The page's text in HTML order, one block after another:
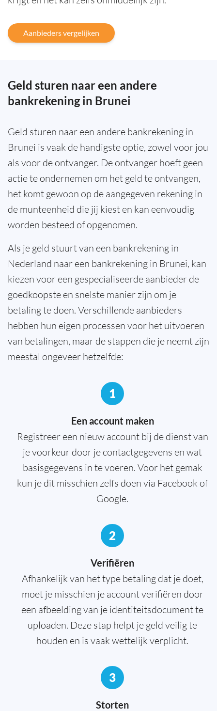
Aanbieders vergelijken
Geld sturen naar een andere
bankrekening in Brunei
Geld sturen naar een andere bankrekening in
Brunei is vaak de handigste optie, zowel voor jou
als voor de ontvanger. De ontvanger hoeft geen
actie te ondernemen om het geld te ontvangen,
het komt gewoon op de aangegeven rekening in
de munteenheid die jij kiest en kan eenvoudig
worden besteed of opgenomen.
Als je geld stuurt van een bankrekening in
Nederland naar een bankrekening in Brunei, kan
kiezen voor een gespecialiseerde aanbieder de
goedkoopste en snelste manier zijn om je
betaling te doen. Verschillende aanbieders
hebben hun eigen processen voor het uitvoeren
van betalingen, maar de stappen die je neemt zijn
meestal ongeveer hetzelfde:
1
Een account maken
Registreer een nieuw account bij de dienst van
je voorkeur door je contactgegevens en wat
basisgegevens in te voeren. Voor het gemak
kun je dit misschien zelfs doen via Facebook of
Google.
2
Verifiëren
Afhankelijk van het type betaling dat je doet,
moet je misschien je account verifiëren door
een afbeelding van je identiteitsdocument te
uploaden. Deze stap helpt je geld veilig te
houden en is vaak wettelijk verplicht.
3
Storten